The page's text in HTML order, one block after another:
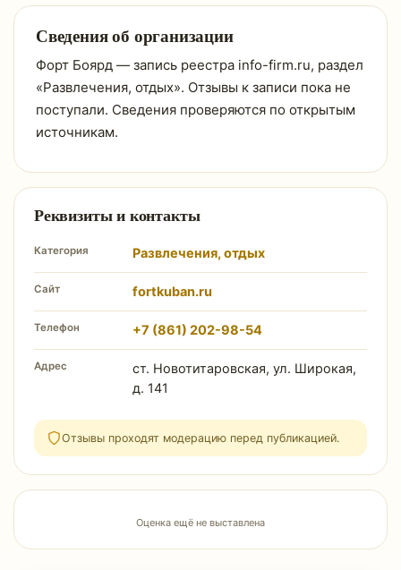
Сведения об организации
Форт Боярд — запись реестра info-firm.ru, раздел
«Развлечения, отдых». Отзывы к записи пока не
поступали. Сведения проверяются по открытым
источникам.
Реквизиты и контакты
Категория Развлечения, отдых
Сайт fortkuban.ru
Телефон +7 (861) 202-98-54
Адрес
ст. Новотитаровская, ул. Широкая,
д. 141
Отзывы проходят модерацию перед публикацией.
Оценка ещё не выставлена